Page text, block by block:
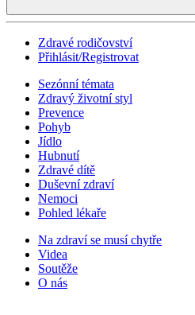
Zdravé rodičovství
Přihlásit/Registrovat
Sezónní témata
Zdravý životní styl
Prevence
Pohyb
Jídlo
Hubnutí
Zdravé dítě
Duševní zdraví
Nemoci
Pohled lékaře
Na zdraví se musí chytře
Videa
Soutěže
O nás